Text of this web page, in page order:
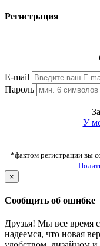
Регистрация
E-mail
Пароль
У
*фактом регистрации вы
×
Сообщить об ошибке
Друзья! Мы все время
надеемся, что новая